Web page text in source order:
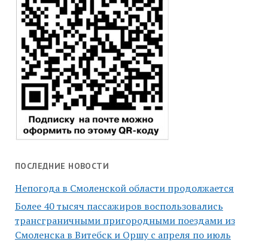
ПОСЛЕДНИЕ НОВОСТИ
Непогода в Смоленской области продолжается
Более 40 тысяч пассажиров воспользовались
трансграничными пригородными поездами из
Смоленска в Витебск и Оршу с апреля по июль